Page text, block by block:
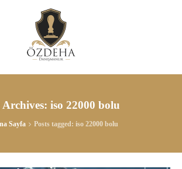
Archives: iso 22000 bolu
Sayfa Posts tagged: iso 22000 bolu